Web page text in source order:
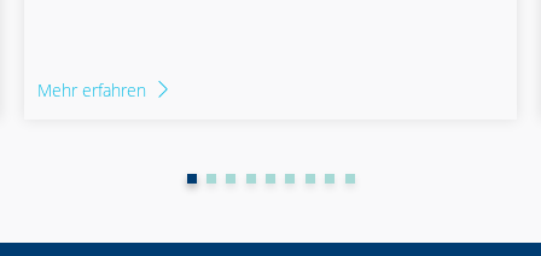
Mehr erfahren